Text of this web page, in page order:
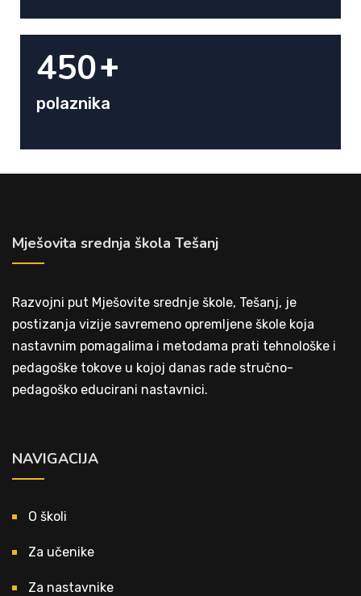
450+
polaznika
Mješovita srednja škola Tešanj
Razvojni put Mješovite srednje škole, Tešanj, je
postizanja vizije savremeno opremljene škole koja
nastavnim pomagalima i metodama prati tehnološke i
pedagoške tokove u kojoj danas rade stručno-
pedagoško educirani nastavnici.
NAVIGACIJA
O školi
Za učenike
Za nastavnike